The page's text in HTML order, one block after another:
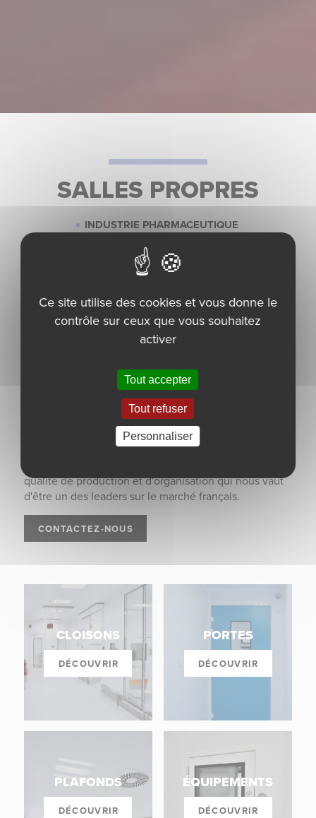
SALLES PROPRES
INDUSTRIE PHARMACEUTIQUE
BIOTECHNOLOGIE
LABORATOIRE D’EXPLORATION
SECTEURS HOSPITALIER & SANITAIRE
AÉROSPATIALE & ÉLECTRONIQUE
nationaux de la salle propre
Depuis plus de 30 ans, nous avons investi la Salle
Propre, un secteur à hautes exigences en termes de
normes et typologie de matériaux. À ce jour, les
gammes Batimpro répondent aux spécificités les plus
qualité de production et d'organisation qui nous vaut
d'être un des leaders sur le marché français.
CONTACTEZ-NOUS
CLOISONS
DÉCOUVRIR
PORTES
DÉCOUVRIR
PLAFONDS
DÉCOUVRIR
ÉQUIPEMENTS
DÉCOUVRIR
Ce site utilise des cookies et vous donne le
contrôle sur ceux que vous souhaitez
activer
Tout accepter
Tout refuser
Personnaliser